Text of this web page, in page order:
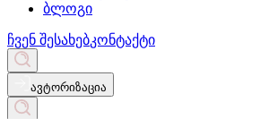
ბლოგი
ჩვენ შესახებკონტაქტი
ავტორიზაცია